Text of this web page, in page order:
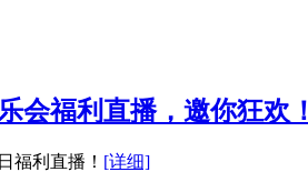
会福利直播，邀你狂欢！
福利直播！ [详细]